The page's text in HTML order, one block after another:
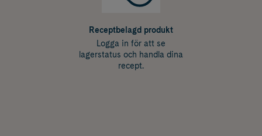
Receptbelagd produkt
Logga in för att se
lagerstatus och handla dina
recept.